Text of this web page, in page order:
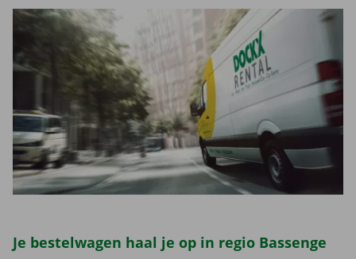
Je bestelwagen haal je op in regio Bassenge